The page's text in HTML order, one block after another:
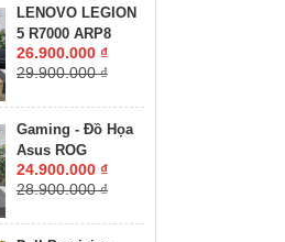
SSD 512GB MÀN
HÌNH :15.6Inch
IPS 144Hz
LENOVO LEGION
5 R7000 ARP8
RYZEN 7-7735H
RAM 16GG SSD
HÌNH : 15.6'' 15.6"
WQHD 165Hz
26.900.000 ₫
29.900.000 ₫
Gaming - Đồ Họa
Asus ROG
Zephyrus M16
GU603ZW CORE
24.900.000 ₫
28.900.000 ₫